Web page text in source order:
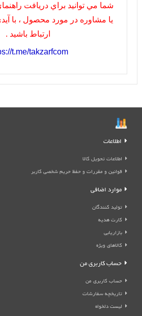
شما مي توانيد براي دريافت
يا مشاوره در مورد محصول ، با
ارتباط باشيد .
t.me/takzarfcom
اطلاعات
اطلاعات تحویل کالا
قوانین و مقررات و حفظ حریم شخصی کاربر
موارد اضافی
تولید کنندگان
کارت هدیه
بازاریابی
کالاهای ویژه
حساب کاربری من
حساب کاربری من
تاریخچه سفارشات
لیست دلخواه